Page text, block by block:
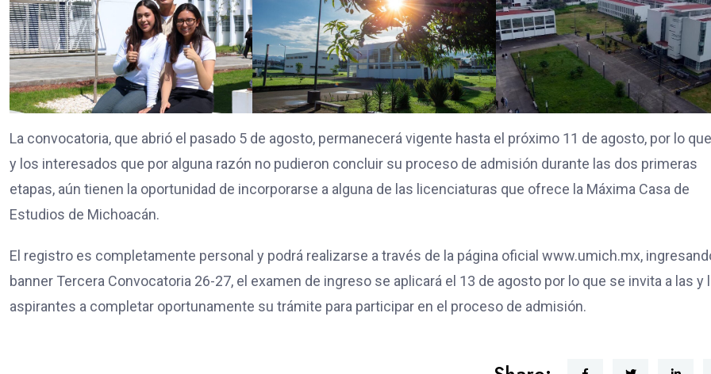
La convocatoria, que abrió el pasado 5 de agosto, permanecerá vigente hasta el próximo 11 de agosto, por lo
y los interesados que por alguna razón no pudieron concluir su proceso de admisión durante las dos primeras
etapas, aún tienen la oportunidad de incorporarse a alguna de las licenciaturas que ofrece la Máxima Casa de
Estudios de Michoacán.
El registro es completamente personal y podrá realizarse a través de la página oficial www.umich.mx,
banner Tercera Convocatoria 26-27, el examen de ingreso se aplicará el 13 de agosto por lo que se invita a las y
aspirantes a completar oportunamente su trámite para participar en el proceso de admisión.